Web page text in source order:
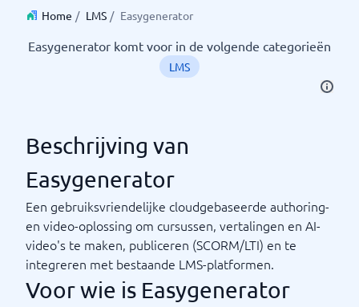
Home / LMS / Easygenerator
Easygenerator komt voor in de volgende categorieën
LMS
Beschrijving van
Easygenerator
Een gebruiksvriendelijke cloudgebaseerde authoring-
en video-oplossing om cursussen, vertalingen en AI-
video's te maken, publiceren (SCORM/LTI) en te
integreren met bestaande LMS-platformen.
Voor wie is Easygenerator